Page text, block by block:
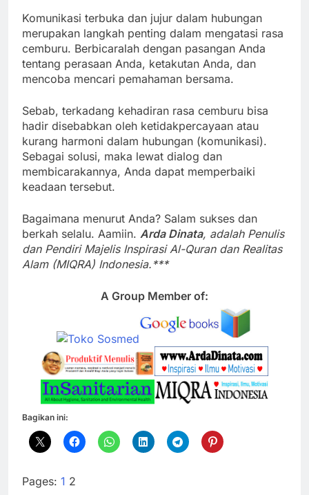
Komunikasi terbuka dan jujur dalam hubungan
merupakan langkah penting dalam mengatasi rasa
cemburu. Berbicaralah dengan pasangan Anda
tentang perasaan Anda, ketakutan Anda, dan
mencoba mencari pemahaman bersama.
Sebab, terkadang kehadiran rasa cemburu bisa
hadir disebabkan oleh ketidakpercayaan atau
kurang harmoni dalam hubungan (komunikasi).
Sebagai solusi, maka lewat dialog dan
membicarakannya, Anda dapat memperbaiki
keadaan tersebut.
Bagaimana menurut Anda? Salam sukses dan
berkah selalu. Aamiin. Arda Dinata, adalah Penulis
dan Pendiri Majelis Inspirasi Al-Quran dan Realitas
Alam (MIQRA) Indonesia.***
A Group Member of:
Bagikan ini:
Pages: 1 2